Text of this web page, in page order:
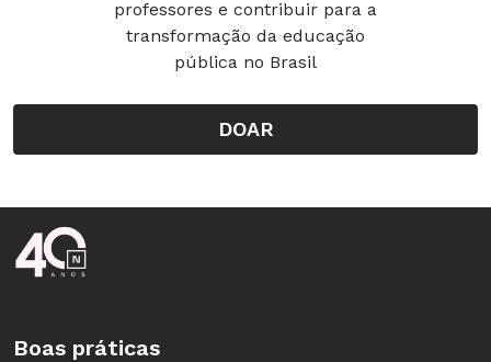
professores e contribuir para a
transformação da educação
pública no Brasil
DOAR
Rodapé da Nova Escola
Boas práticas